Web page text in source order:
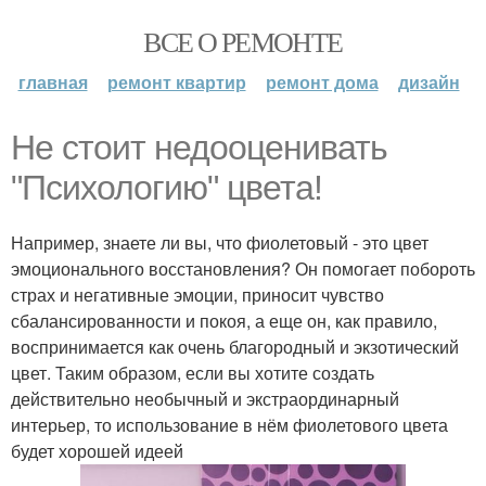
ВСЕ О РЕМОНТЕ
главная ремонт квартир ремонт дома дизайн
Не стоит недооценивать
"Психологию" цвета!
Например, знаете ли вы, что фиолетовый - это цвет
эмоционального восстановления? Он помогает побороть
страх и негативные эмоции, приносит чувство
сбалансированности и покоя, а еще он, как правило,
воспринимается как очень благородный и экзотический
цвет. Таким образом, если вы хотите создать
действительно необычный и экстраординарный
интерьер, то использование в нём фиолетового цвета
будет хорошей идеей